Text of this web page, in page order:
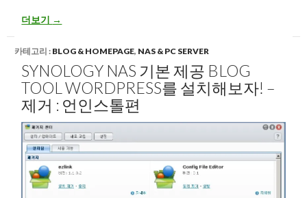
Synology NAS에 WordPress 를 설치 사용시 첨부 파일 증가 방법
더보기 →
카테고리 : BLOG & HOMEPAGE, NAS & PC SERVER
SYNOLOGY NAS 기본 제공 BLOG
TOOL WORDPRESS를 설치해보자! –
제거 : 언인스톨편